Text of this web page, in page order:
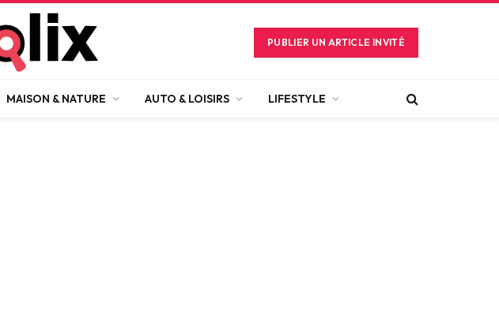
PUBLIER UN ARTICLE INVITÉ
MAISON & NATURE AUTO & LOISIRS LIFESTYLE